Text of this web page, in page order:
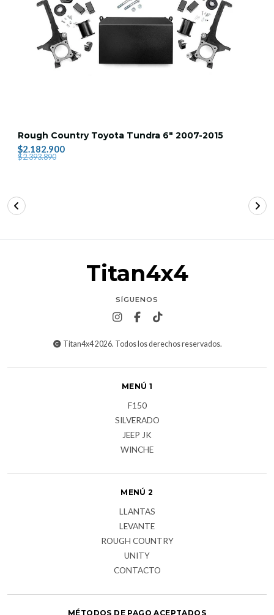
Rough Country Toyota Tundra 6" 2007-2015
$2.182.900
$2.393.890
Titan4x4
SÍGUENOS
Titan4x4 2026. Todos los derechos reservados.
MENÚ 1
F150
SILVERADO
JEEP JK
WINCHE
MENÚ 2
LLANTAS
LEVANTE
ROUGH COUNTRY
UNITY
CONTACTO
MÉTODOS DE PAGO ACEPTADOS